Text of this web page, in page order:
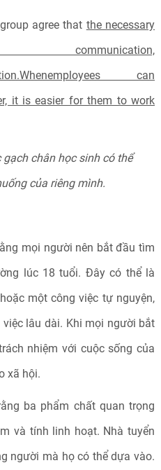
agree that the necessary
communication,
can
it is easier for them to work
chân học sinh có thể
của riêng mình.
mọi người nên bắt đầu tìm
lúc 18 tuổi. Đây có thể là
một công việc tự nguyện,
lâu dài. Khi mọi người bắt
nhiệm với cuộc sống của
xã hội.
ba phẩm chất quan trọng
và tính linh hoạt. Nhà tuyển
người mà họ có thể dựa vào.